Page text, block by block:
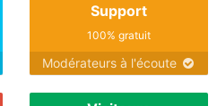
Support
100% gratuit
Modérateurs à l'écoute